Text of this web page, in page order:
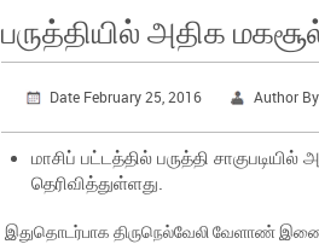
பருத்தியில் அதிக
Date February 25, 2016 Author By
மாசிப் பட்டத்தில் பருத்தி
தெரிவித்துள்ளது.
இதுதொடர்பாக திருநெல்வேலி வேளாண் இணை